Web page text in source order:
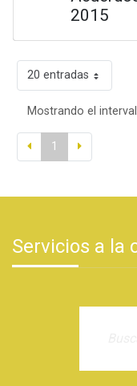
2015
20 entradas
Mostrando el
1
Servicios a la